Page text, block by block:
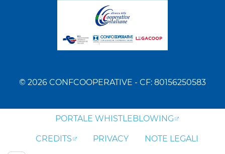
© 2026 CONFCOOPERATIVE - CF: 80156250583
PORTALE WHISTLEBLOWING
CREDITS PRIVACY NOTE LEGALI